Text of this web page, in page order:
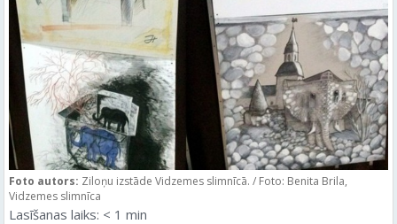
Foto autors: Ziloņu izstāde Vidzemes slimnīcā. / Foto: Benita Brila,
Vidzemes slimnīca
Lasīšanas laiks: < 1 min